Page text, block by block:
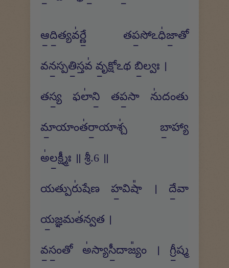
ఆ॒ది॒త్యవ॑ర్ణే॒ తప॒సోఽధి॑జా॒తో
వన॒స్పతి॒స్తవ॑ వృ॒క్షోఽథ బి॒ల్వః ।
తస్య॒ ఫలా॑ని॒ తప॒సా ను॑దంతు
మా॒యాంత॑రా॒యాశ్చ॑ బా॒హ్యా
అ॑ల॒క్ష్మీః ॥ శ్రీ.6 ॥
యత్పురు॑షేణ హ॒విషా᳚ । దే॒వా
య॒జ్ఞమత॑న్వత ।
వ॒సం॒తో అ॑స్యాసీ॒దాజ్యం᳚ । గ్రీ॒ష్మ